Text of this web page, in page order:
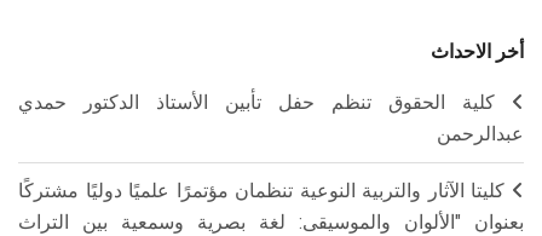
أخر الاحداث
كلية الحقوق تنظم حفل تأبين الأستاذ الدكتور حمدي
عبدالرحمن
كليتا الآثار والتربية النوعية تنظمان مؤتمرًا علميًا دوليًا مشتركًا
بعنوان "الألوان والموسيقى: لغة بصرية وسمعية بين التراث